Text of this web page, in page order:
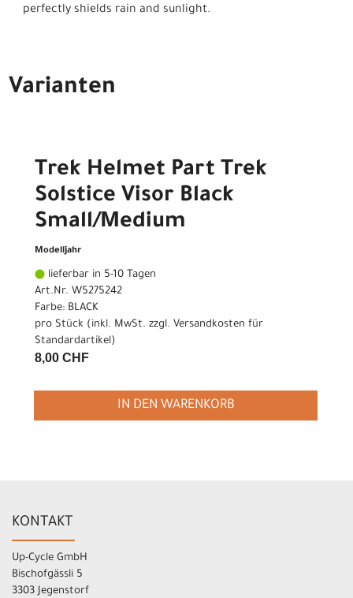
perfectly shields rain and sunlight.
Varianten
Trek Helmet Part Trek
Solstice Visor Black
Small/Medium
Modelljahr
lieferbar in 5-10 Tagen
Art.Nr. W5275242
Farbe: BLACK
pro Stück (inkl. MwSt. zzgl. Versandkosten für
Standardartikel)
8,00 CHF
IN DEN WARENKORB
KONTAKT
Up-Cycle GmbH
Bischofgässli 5
3303 Jegenstorf